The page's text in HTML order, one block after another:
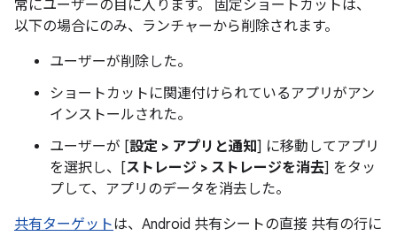
常にユーザーの目に入ります。 固定ショートカットは、
以下の場合にのみ、ランチャーから削除されます。
ユーザーが削除した。
ショートカットに関連付けられているアプリがアン
インストールされた。
ユーザーが [設定 > アプリと通知] に移動してアプリ
を選択し、[ストレージ > ストレージを消去] をタッ
プして、アプリのデータを消去した。
共有ターゲットは、Android 共有シートの直接 共有の行に